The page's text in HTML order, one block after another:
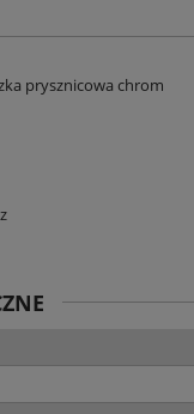
prysznicowa chrom